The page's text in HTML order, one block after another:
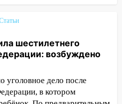
на дом на
мощным
с корнем
сорвал крышу с
шестилетнего
возбуждено
уголовное дело после
в котором